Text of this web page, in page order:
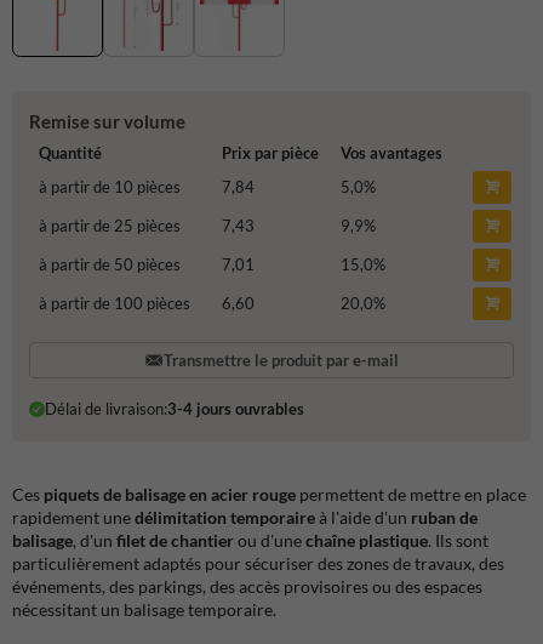
Remise sur volume
Quantité Prix par pièce
Vos avantages
à partir de 10 pièces
7,84 5,0%
à partir de 25 pièces
7,43 9,9%
à partir de 50 pièces
7,01 15,0%
à partir de 100 pièces
6,60 20,0%
Transmettre le produit par e-mail
Délai de livraison:3-4 jours ouvrables
Ces piquets de balisage en acier rouge permettent de mettre en place
rapidement unedélimitation temporaireà l'aide d'un ruban de
balisage, d'un filet de chantierou d'unechaîne plastique. Ils sont
particulièrement adaptés pour sécuriser des zones de travaux, des
événements, des parkings, des accès provisoires ou des espaces
nécessitant un balisage temporaire.